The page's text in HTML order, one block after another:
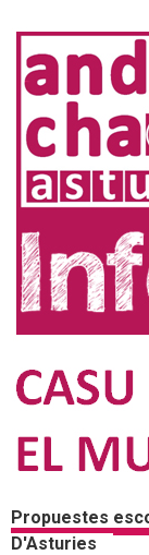
Propuestes
D'Asturies